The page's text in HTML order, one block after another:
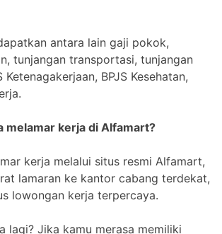
antara lain gaji pokok,
tunjangan transportasi, tunjangan
Ketenagakerjaan, BPJS Kesehatan,
melamar kerja di Alfamart?
kerja melalui situs resmi Alfamart,
lamaran ke kantor cabang terdekat,
lowongan kerja terpercaya.
lagi? Jika kamu merasa memiliki